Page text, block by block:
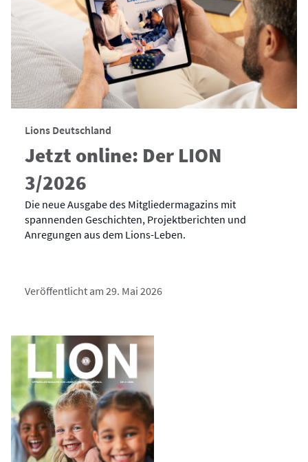
Lions Deutschland
Jetzt online: Der LION
3/2026
Die neue Ausgabe des Mitgliedermagazins mit
spannenden Geschichten, Projektberichten und
Anregungen aus dem Lions-Leben.
Veröffentlicht am 29. Mai 2026